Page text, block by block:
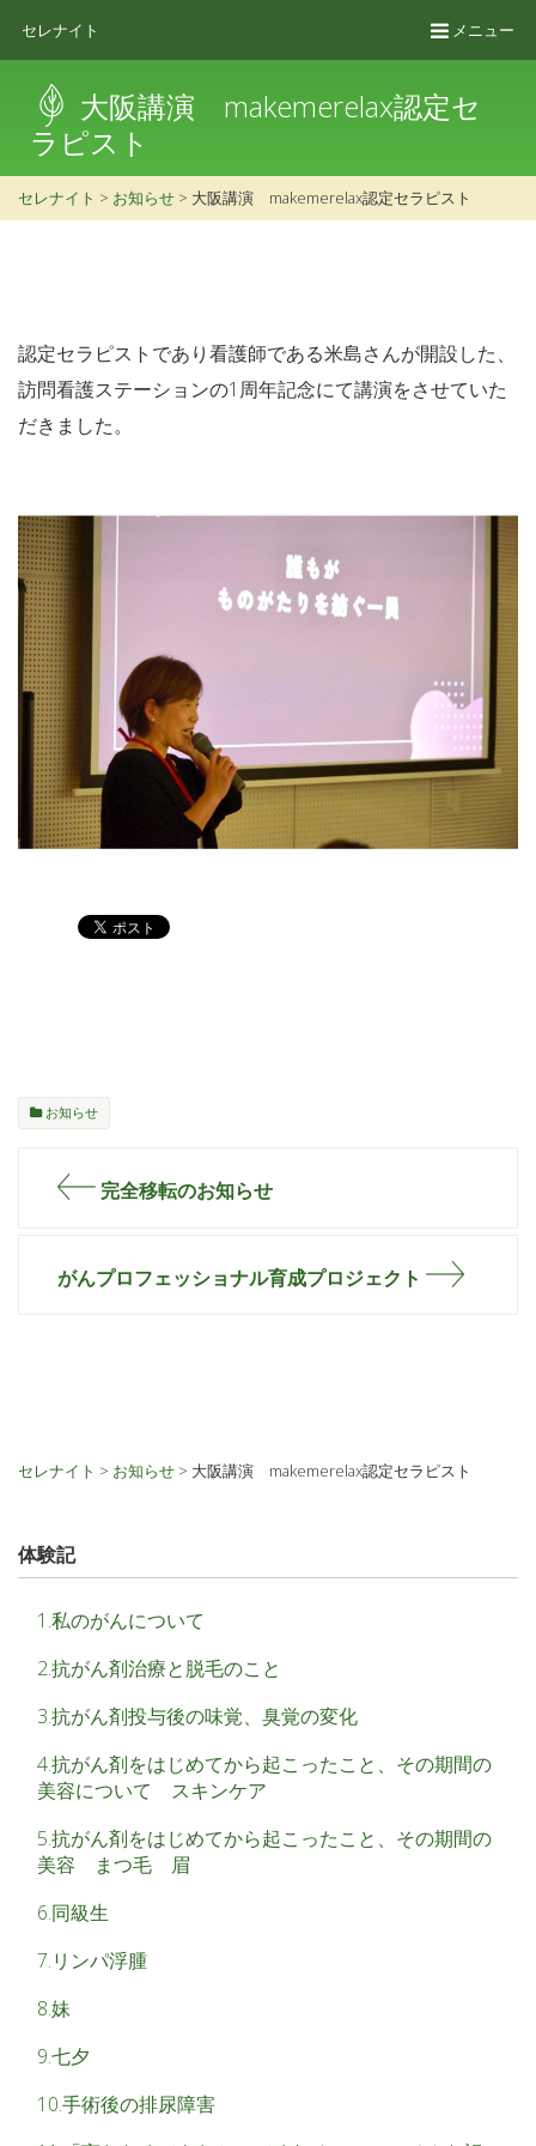
セレナイト メニュー
大阪講演 makemerelax認定セ
ラピスト
セレナイト > お知らせ > 大阪講演 makemerelax認定セラピスト
認定セラピストであり看護師である米島さんが開設した、
訪問看護ステーションの1周年記念にて講演をさせていた
だきました。
お知らせ
完全移転のお知らせ
がんプロフェッショナル育成プロジェクト
セレナイト > お知らせ > 大阪講演 makemerelax認定セラピスト
体験記
1.私のがんについて
2.抗がん剤治療と脱毛のこと
3.抗がん剤投与後の味覚、臭覚の変化
4.抗がん剤をはじめてから起こったこと、その期間の
美容について スキンケア
5.抗がん剤をはじめてから起こったこと、その期間の
美容 まつ毛 眉
6.同級生
7.リンパ浮腫
8.妹
9.七夕
10.手術後の排尿障害